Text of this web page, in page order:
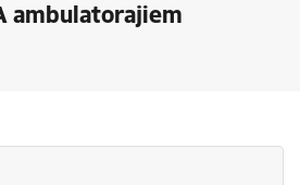
ambulatorajiem